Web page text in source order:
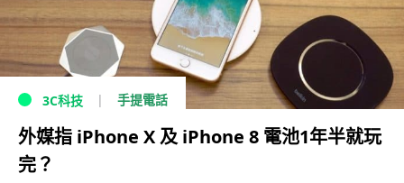
3C科技 手提電話
外媒指 iPhone X 及 iPhone 8 電池1年半就玩
完？